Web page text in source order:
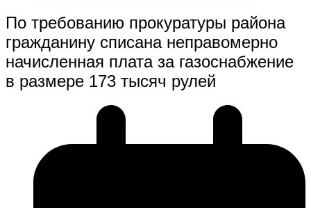
По требованию прокуратуры района
гражданину списана неправомерно
начисленная плата за газоснабжение
в размере 173 тысяч рулей